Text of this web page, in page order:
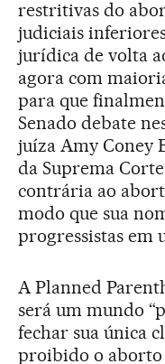
restritivas do
judiciais
jurídica de volta
agora com
para que
Senado debate
juíza Amy Coney
da Suprema
contrária ao
modo que sua
progressistas em
A Planned
será um mundo
fechar sua única
proibido o aborto